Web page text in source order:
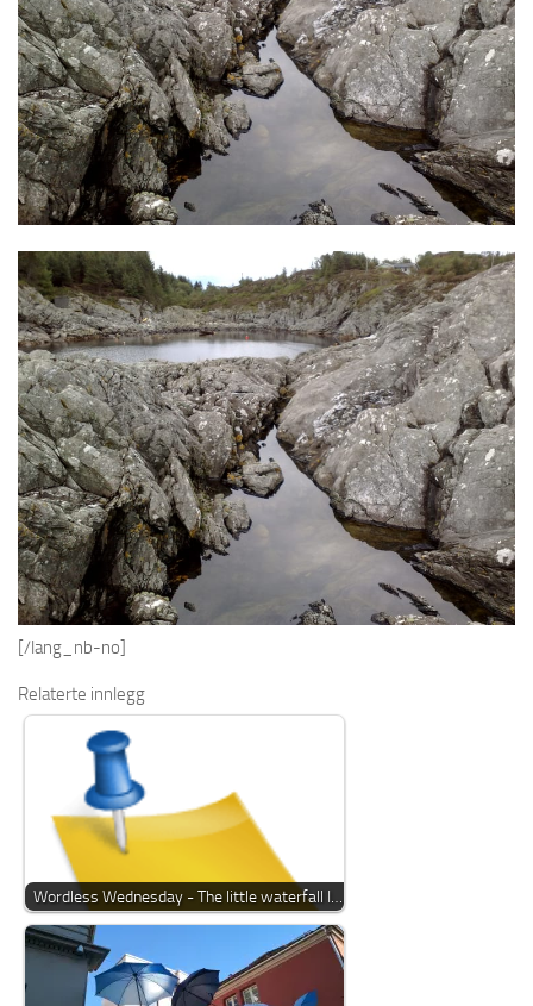
[/lang_nb-no]
Relaterte innlegg
Wordless Wednesday - The little waterfall I…